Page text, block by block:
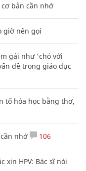
bản cần nhớ
giờ nên gọi
gái như 'chó với
đề trong giáo dục
tố hóa học bằng thơ,
nhớ 106
xin HPV: Bác sĩ nói